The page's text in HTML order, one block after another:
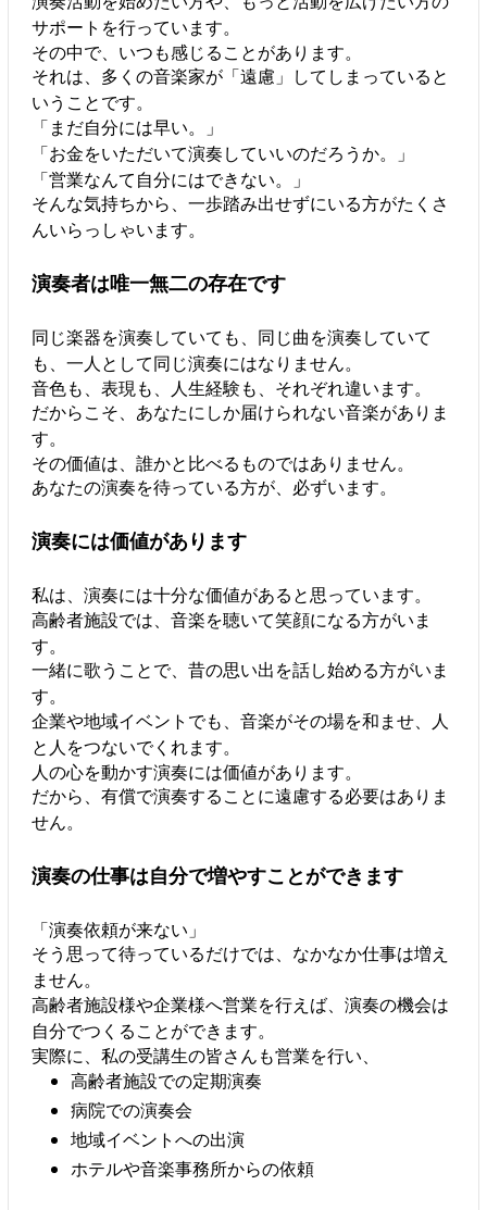
サポートを行っています。
その中で、いつも感じることがあります。
それは、多くの音楽家が「遠慮」してしまっていると
いうことです。
「まだ自分には早い。」
「お金をいただいて演奏していいのだろうか。」
「営業なんて自分にはできない。」
そんな気持ちから、一歩踏み出せずにいる方がたくさ
んいらっしゃいます。
演奏者は唯一無二の存在です
同じ楽器を演奏していても、同じ曲を演奏していて
も、一人として同じ演奏にはなりません。
音色も、表現も、人生経験も、それぞれ違います。
だからこそ、あなたにしか届けられない音楽がありま
す。
その価値は、誰かと比べるものではありません。
あなたの演奏を待っている方が、必ずいます。
演奏には価値があります
私は、演奏には十分な価値があると思っています。
高齢者施設では、音楽を聴いて笑顔になる方がいま
す。
一緒に歌うことで、昔の思い出を話し始める方がいま
す。
企業や地域イベントでも、音楽がその場を和ませ、人
と人をつないでくれます。
人の心を動かす演奏には価値があります。
だから、有償で演奏することに遠慮する必要はありま
せん。
演奏の仕事は自分で増やすことができます
「演奏依頼が来ない」
そう思って待っているだけでは、なかなか仕事は増え
ません。
高齢者施設様や企業様へ営業を行えば、演奏の機会は
自分でつくることができます。
実際に、私の受講生の皆さんも営業を行い、
高齢者施設での定期演奏
病院での演奏会
地域イベントへの出演
ホテルや音楽事務所からの依頼